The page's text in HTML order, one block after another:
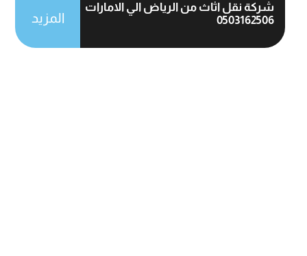
شركة نقل اثاث من الرياض الي الامارات
0503162506
المزيد